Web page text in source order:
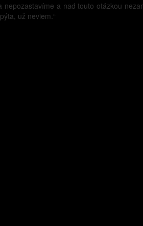
a nad touto otázkou
už neviem.“